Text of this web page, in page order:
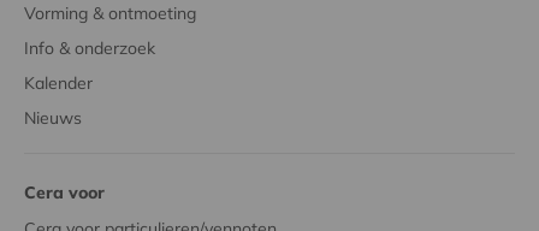
Vorming & ontmoeting
Info & onderzoek
Kalender
Nieuws
Cera voor